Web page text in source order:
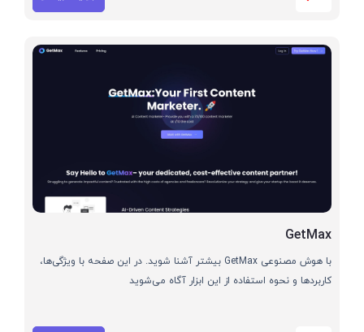
GetMax
با هوش مصنوعی GetMax بیشتر آشنا شوید. در این صفحه با ویژگی‌ها،
کاربردها و نحوه استفاده از این ابزار آگاه می‌شوید